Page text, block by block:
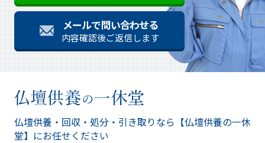
メールで問い合わせる
内容確認後ご返信します
仏壇供養・回収・処分・引き取りなら 【仏壇供養の一休
堂】にお任せください